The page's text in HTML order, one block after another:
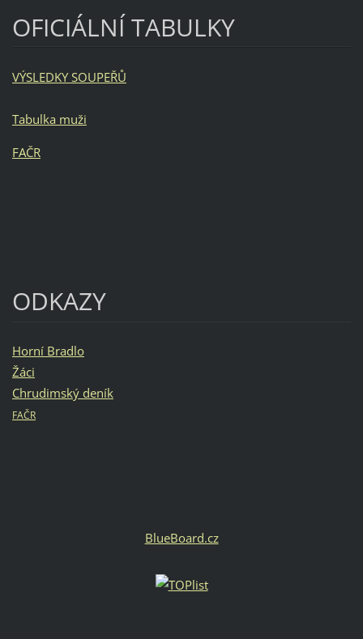
OFICIÁLNÍ TABULKY
VÝSLEDKY SOUPEŘŮ
Tabulka muži
FAČR
ODKAZY
Horní Bradlo
Žáci
Chrudimský deník
FAČR
BlueBoard.cz